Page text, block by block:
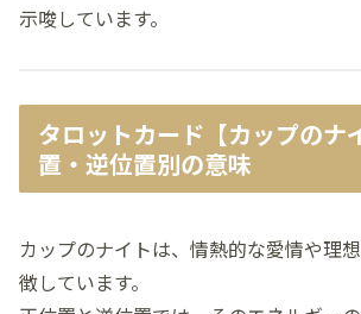
示唆しています。
タロットカード【カップのナ
置・逆位置別の意味
カップのナイトは、情熱的な愛情や理
徴しています。